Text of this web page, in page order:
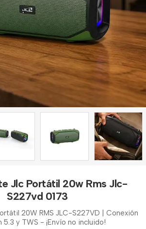
Jlc Portátil 20w Rms Jlc-
S227vd 0173
20W RMS JLC-S227VD | Conexión
5.3 y TWS - ¡Envío no incluido!